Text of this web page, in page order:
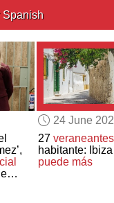
Spanish
24 June
27 veraneantes
habitante: Ibiza
puede más